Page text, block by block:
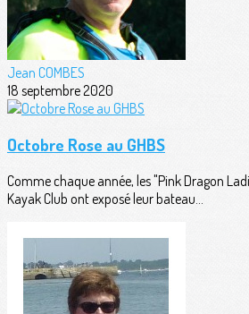
Jean COMBES
18 septembre 2020
Octobre Rose au GHBS
Comme chaque année, les "Pink Dragon
Kayak Club ont exposé leur bateau...